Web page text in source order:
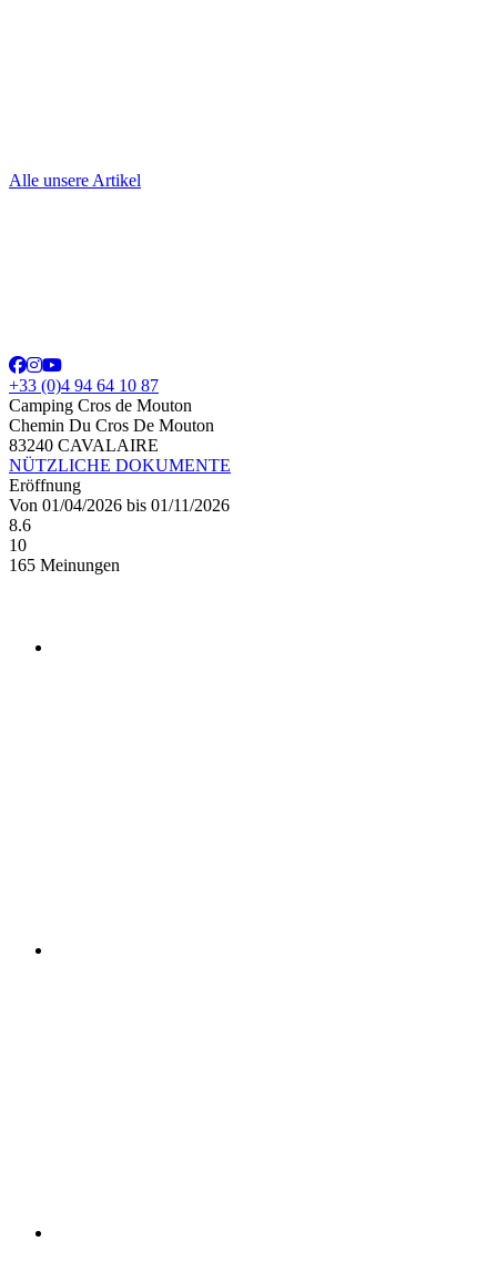
Alle unsere Artikel
+33 (0)4 94 64 10 87
Camping Cros de Mouton
Chemin Du Cros De Mouton
83240 CAVALAIRE
NÜTZLICHE DOKUMENTE
Eröffnung
Von 01/04/2026 bis 01/11/2026
8.6
10
165 Meinungen